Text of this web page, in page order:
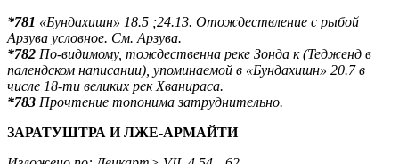
*781 «Бундахишн» 18.5 ;24.13. Отождествление с рыбой
Арзува условное. См. Арзува.
*782 По-видимому, тождественна реке Зонда к (Тедженд в
палендском написании), упоминаемой в «Бундахишн» 20.7 в
числе 18-ти великих рек Хванираса.
*783 Прочтение топонима затруднительно.
ЗАРАТУШТРА И ЛЖЕ-АРМАЙТИ